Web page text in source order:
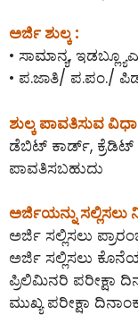
ಅರ್ಜಿ ಶುಲ್ಕ :
• ಸಾಮಾನ್ಯ,
• ಪ.ಜಾತಿ/ ಪ.ಪಂ./
ಶುಲ್ಕ ಪಾವತಿಸುವ
ಡೆಬಿಟ್ ಕಾರ್ಡ್,
ಪಾವತಿಸಬಹುದು
ಅರ್ಜಿಯನ್ನು
ಅರ್ಜಿ ಸಲ್ಲಿಸಲು
ಅರ್ಜಿ ಸಲ್ಲಿಸಲು
ಪ್ರಿಲಿಮಿನರಿ ಪರೀಕ್ಷಾ
ಮುಖ್ಯ ಪರೀಕ್ಷಾ